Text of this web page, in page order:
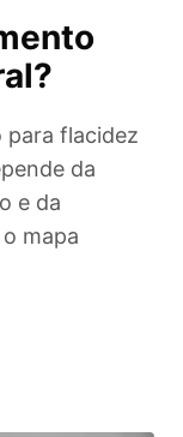
para flacidez
da
e da
mapa